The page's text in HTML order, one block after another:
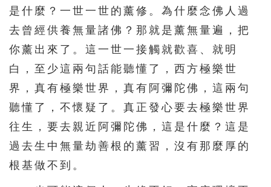
是什麼？一世一世的薰修。為什麼念佛人過
去曾經供養無量諸佛？那就是薰無量遍，把
你薰出來了。這一世一接觸就歡喜、就明
白，至少這兩句話能聽懂了，西方極樂世
界，真有極樂世界，真有阿彌陀佛，這兩句
聽懂了，不懷疑了。真正發心要去極樂世界
往生，要去親近阿彌陀佛，這是什麼？這是
過去生中無量劫善根的薰習，沒有那麼厚的
根基做不到。